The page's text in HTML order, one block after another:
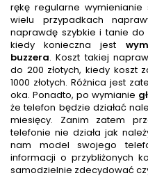
rękę regularne
wielu przypadkach
naprawdę szybkie i tanie
kiedy konieczna jest
buzzera. Koszt takiej
do 200 złotych, kiedy koszt
1000 złotych. Różnica jest
oka. Ponadto, po wymianie
że telefon będzie działać
miesięcy. Zanim zatem
telefonie nie działa jak
nam model swojego
informacji o przybliżonych
samodzielnie zdecydować